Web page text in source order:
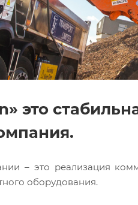
это
– это реализация
оборудования.